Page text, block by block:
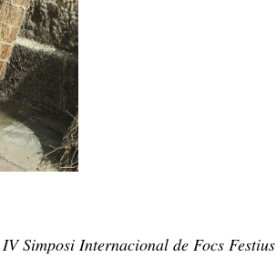
IV Simposi Internacional de Focs Festius